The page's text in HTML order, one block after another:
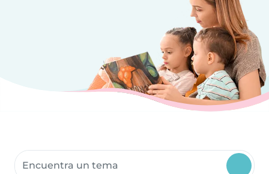
Buscar recursos para la comunidad